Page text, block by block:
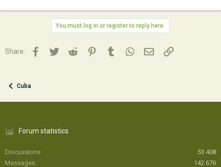
You must log in or register to reply here.
Share: Facebook
TwitterReddit PinterestTumblrWhatsApp
Email Lien
Cuba
Forum statistics
Discussions
53 408
Messages
142 676